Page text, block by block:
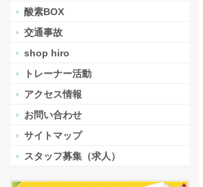
酸素BOX
交通事故
shop hiro
トレーナー活動
アクセス情報
お問い合わせ
サイトマップ
スタッフ募集（求人）